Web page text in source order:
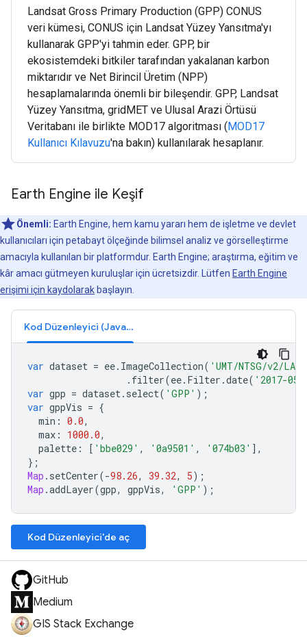
Landsat Gross Primary Production (GPP) CONUS
veri kümesi, CONUS için Landsat Yüzey Yansıtma'yı
kullanarak GPP'yi tahmin eder. GPP, bir
ekosistemdeki bitkiler tarafından yakalanan karbon
miktarıdır ve Net Birincil Üretim (NPP)
hesaplamalarında önemli bir bileşendir. GPP, Landsat
Yüzey Yansıtma, gridMET ve Ulusal Arazi Örtüsü
Veritabanı ile birlikte MOD17 algoritması (MOD17
Kullanıcı Kılavuzu'na bakın) kullanılarak hesaplanır.
Earth Engine ile Keşif
Önemli: Earth Engine, hem kamu yararı hem de işletme ve devlet
kullanıcıları için petabayt ölçeğinde bilimsel analiz ve görselleştirme
amacıyla kullanılan bir platformdur. Earth Engine; araştırma, eğitim ve
kâr amacı gütmeyen kuruluşlar için ücretsizdir. Lütfen Earth Engine
erişimi için kaydolarak başlayın.
Kod Düzenleyici (JavaScript)
var dataset = ee. ImageCollection( 'UMT/NTSG/v2/
. filter(ee. Filter .date( '2017-
var gpp = dataset. select( 'GPP' );
var gppVis = {
min : 0.0,
max : 1000.0,
palette : [ 'bbe029' , '0a9501' , '074b03' ],
};
Map . setCenter(-98.26, 39.32, 5);
Map .addLayer(gpp, gppVis, 'GPP' );
Kod Düzenleyici'de aç
GitHub
Medium
GIS Stack Exchange